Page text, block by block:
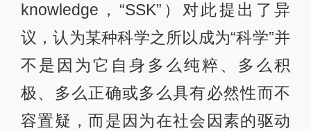
knowledge，“SSK”）对此提出了异
议，认为某种科学之所以成为“科学”并
不是因为它自身多么纯粹、多么积
极、多么正确或多么具有必然性而不
容置疑，而是因为在社会因素的驱动